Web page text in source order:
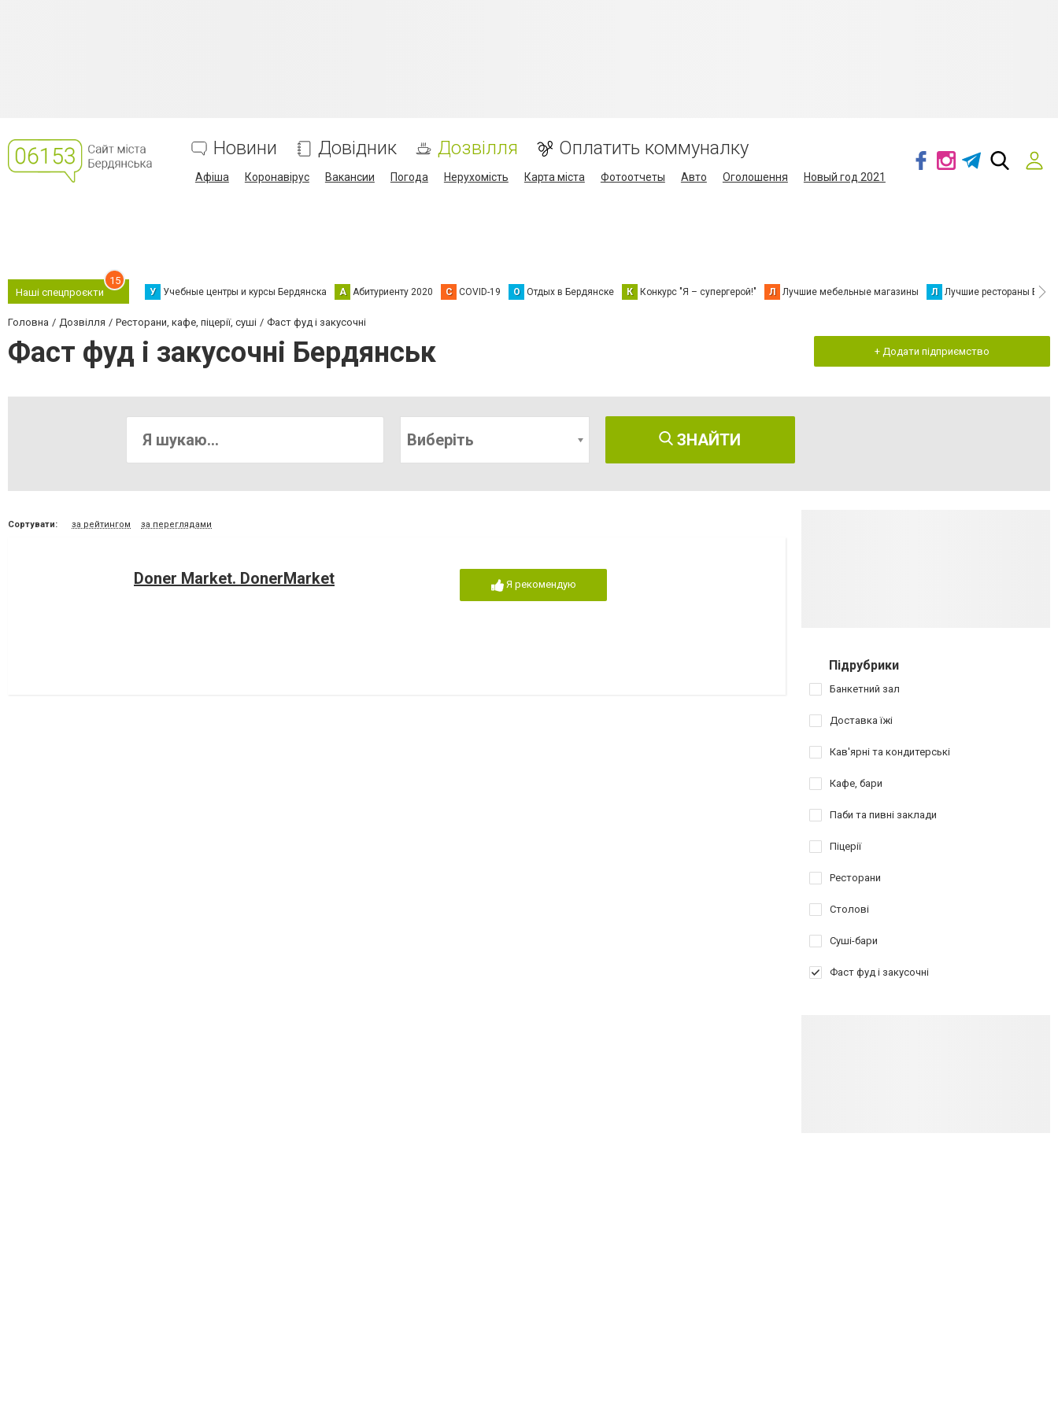
Новини Довідник Дозвілля Оплатить коммуналку
Афіша Коронавірус Вакансии Погода Нерухомість Карта міста Фотоотчеты Авто Оголошення Новый год 2021
Наші спецпроєкти
15
У Учебные центры и курсы Бердянска А Абитуриенту 2020 C COVID-19 О Отдых в Бердянске К Конкурс "Я – супергерой!" Л Лучшие мебельные магазины Л Лучшие рестораны
Головна Дозвілля Ресторани, кафе, піцерії, суші Фаст фуд і закусочні
Фаст фуд і закусочні Бердянськ + Додати підприємство
Виберіть ЗНАЙТИ
Сортувати: за рейтингом за переглядами
Doner Market. DonerMarket Я рекомендую
Підрубрики
Банкетний зал
Доставка їжі
Кав'ярні та кондитерські
Кафе, бари
Паби та пивні заклади
Піцерії
Ресторани
Столові
Суші-бари
Фаст фуд і закусочні